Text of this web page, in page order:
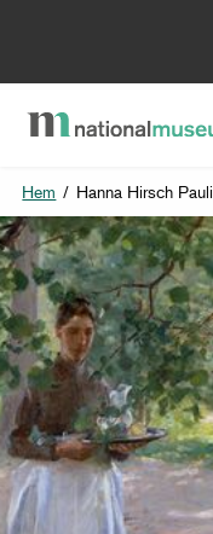
Hem / Hanna Hirsch Pauli